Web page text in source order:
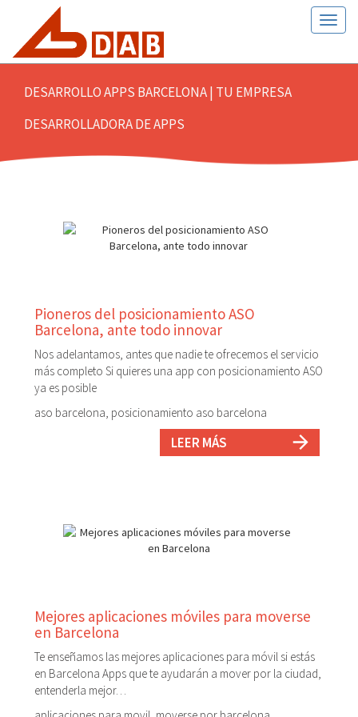
DESARROLLO APPS BARCELONA | TU EMPRESA
DESARROLLADORA DE APPS
Pioneros del posicionamiento ASO
Barcelona, ante todo innovar
Nos adelantamos, antes que nadie te ofrecemos el servicio
más completo Si quieres una app con posicionamiento ASO
ya es posible
aso barcelona, posicionamiento aso barcelona
LEER MÁS
Mejores aplicaciones móviles para moverse
en Barcelona
Te enseñamos las mejores aplicaciones para móvil si estás
en Barcelona Apps que te ayudarán a mover por la ciudad,
entenderla mejor…